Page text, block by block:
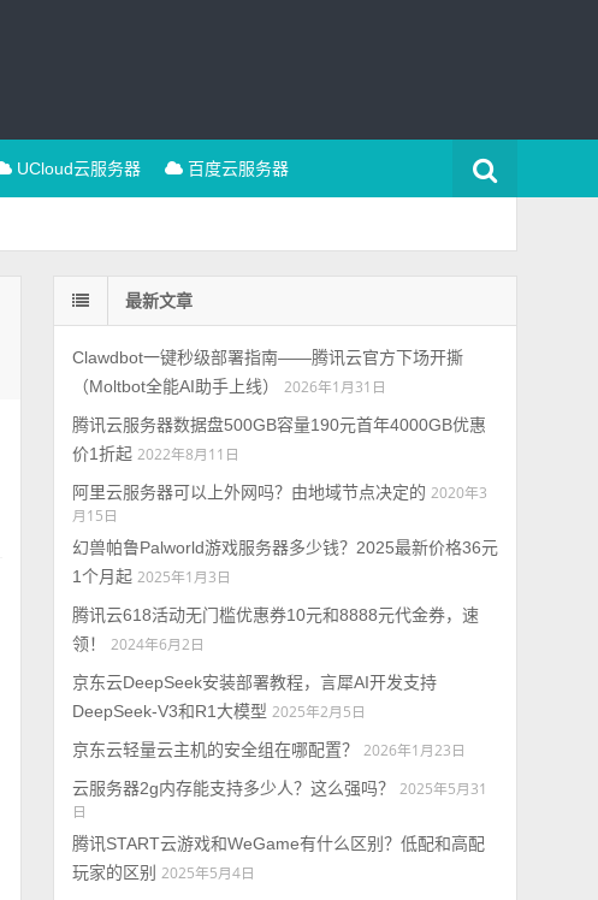
UCloud云服务器 百度云服务器
最新文章
Clawdbot一键秒级部署指南——腾讯云官方下场开撕
（Moltbot全能AI助手上线）
2026年1月31日
腾讯云服务器数据盘500GB容量190元首年4000GB优惠
价1折起 2022年8月11日
阿里云服务器可以上外网吗？由地域节点决定的 2020年3
月15日
幻兽帕鲁Palworld游戏服务器多少钱？2025最新价格36元
1个月起 2025年1月3日
腾讯云618活动无门槛优惠券10元和8888元代金券，速
领！
2024年6月2日
京东云DeepSeek安装部署教程，言犀AI开发支持
DeepSeek-V3和R1大模型 2025年2月5日
京东云轻量云主机的安全组在哪配置？
2026年1月23日
云服务器2g内存能支持多少人？这么强吗？
2025年5月31
日
腾讯START云游戏和WeGame有什么区别？低配和高配
玩家的区别 2025年5月4日